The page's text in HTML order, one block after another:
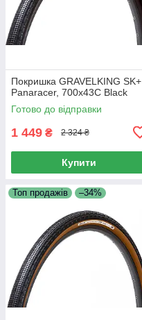
Покришка GRAVELKING SK+
Panaracer, 700x43C Black
Готово до відправки
1 449 ₴ 2 324 ₴
Купити
Топ продажів –34%